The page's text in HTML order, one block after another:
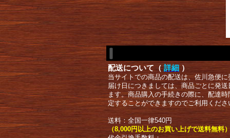
配送について（ 詳細 ）
当サイトでの商品の配送は、佐川急便
届け日につきましては、商品ごとに発
ます。商品購入の手続きの際に、配達
定することができますのでご利用くださ
送料：全国一律540円
（8,000円以上のお買い上げで送料無料